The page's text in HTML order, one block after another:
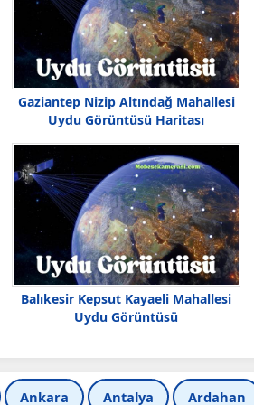
Gaziantep Nizip Altındağ Mahallesi
Uydu Görüntüsü Haritası
Balıkesir Kepsut Kayaeli Mahallesi
Uydu Görüntüsü
Ankara Antalya Ardahan